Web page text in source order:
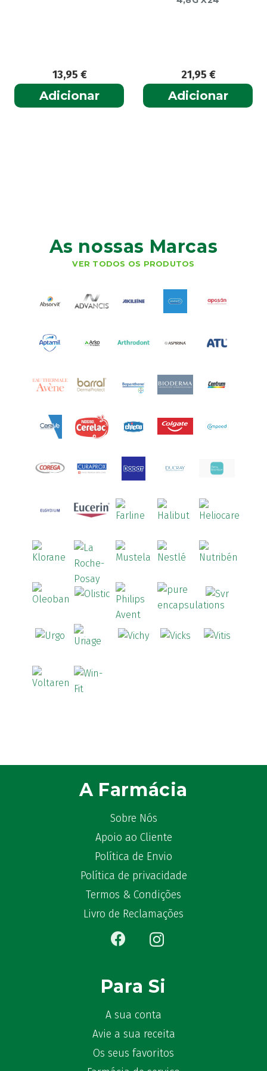
13,95€
Adicionar
21,95€
Adicionar
As nossas Marcas
VER TODOS OS PRODUTOS
A Farmácia
Sobre Nós
Apoio ao Cliente
Política de Envio
Política de privacidade
Termos & Condições
Livro de Reclamações
Para Si
A sua conta
Avie a sua receita
Os seus favoritos